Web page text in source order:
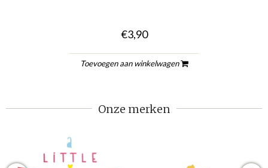
€3,90
Toevoegen aan winkelwagen
Onze merken